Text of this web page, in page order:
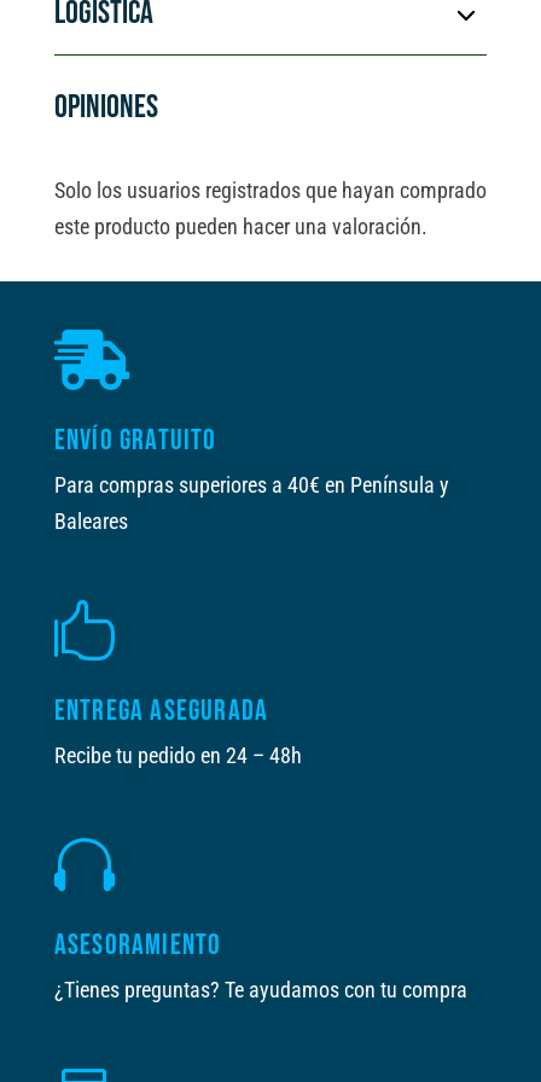
i
v
LOGÍSTICA
OPINIONES
Solo los usuarios registrados que hayan comprado
este producto pueden hacer una valoración.

ENVÍO GRATUITO
Para compras superiores a 40€ en Península y
Baleares

ENTREGA ASEGURADA
Recibe tu pedido en 24 – 48h

ASESORAMIENTO
¿Tienes preguntas? Te ayudamos con tu compra